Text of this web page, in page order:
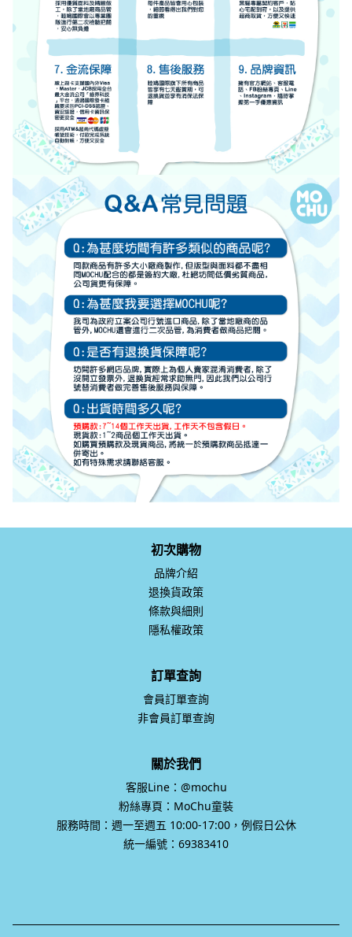
初次購物
品牌介紹
退換貨政策
條款與細則
隱私權政策
訂單查詢
會員訂單查詢
非會員訂單查詢
關於我們
客服Line：@mochu
粉絲專頁：MoChu童裝
服務時間：週一至週五 10:00-17:00，例假日公休
統一編號：69383410